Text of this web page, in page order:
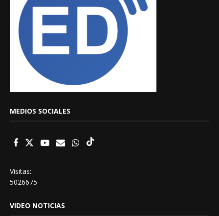
MEDIOS SOCIALES
Visitas:
5026675
VIDEO NOTICIAS